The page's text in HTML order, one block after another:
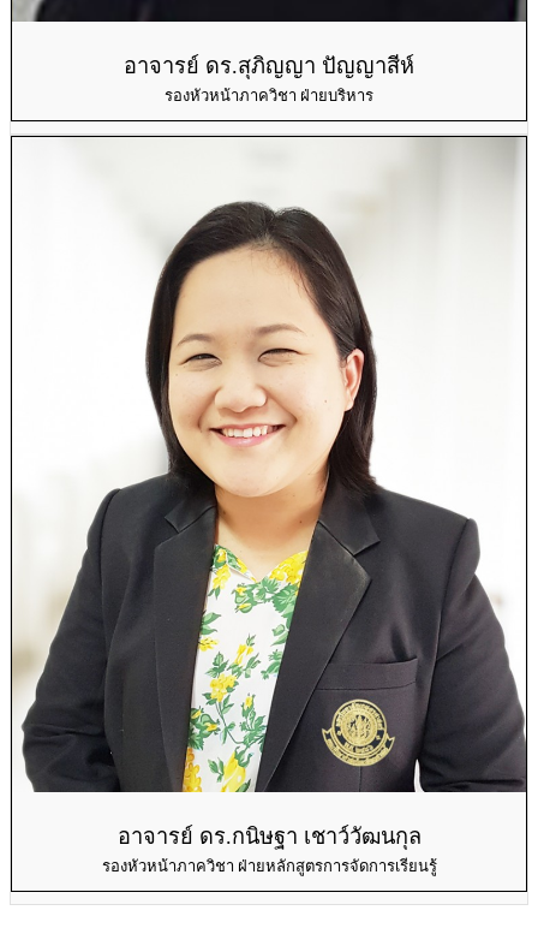
อาจารย์ ดร.สุภิญญา ปัญญาสีห์
รองหัวหน้าภาควิชา ฝ่ายบริหาร
อาจารย์ ดร.กนิษฐา เชาว์วัฒนกุล
รองหัวหน้าภาควิชา ฝ่ายหลักสูตรการจัดการเรียนรู้